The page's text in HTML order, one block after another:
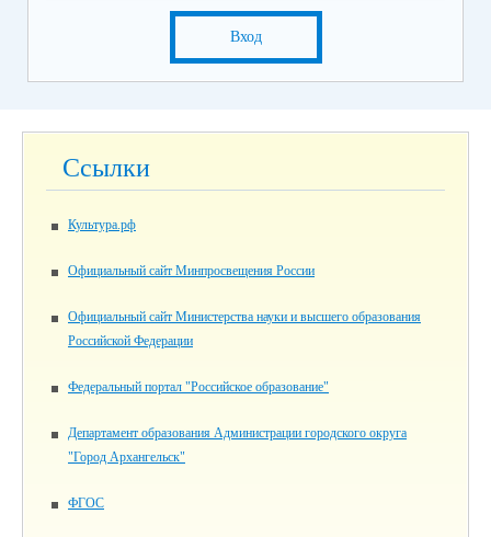
Вход
Ссылки
Культура.рф
Официальный сайт Минпросвещения России
Официальный сайт Министерства науки и высшего образования
Российской Федерации
Федеральный портал "Российское образование"
Департамент образования Администрации городского округа
"Город Архангельск"
ФГОС